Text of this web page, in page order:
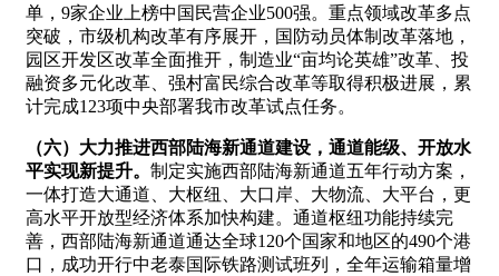
单，9家企业上榜中国民营企业500强。重点领域改革多点
突破，市级机构改革有序展开，国防动员体制改革落地，
园区开发区改革全面推开，制造业“亩均论英雄”改革、投
融资多元化改革、强村富民综合改革等取得积极进展，累
计完成123项中央部署我市改革试点任务。
（六）大力推进西部陆海新通道建设，通道能级、开放水
平实现新提升。 制定实施西部陆海新通道五年行动方案，
一体打造大通道、大枢纽、大口岸、大物流、大平台，更
高水平开放型经济体系加快构建。通道枢纽功能持续完
善，西部陆海新通道通达全球120个国家和地区的490个港
口，成功开行中老泰国际铁路测试班列，全年运输箱量增